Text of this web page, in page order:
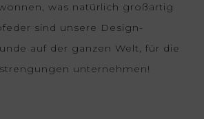
was natürlich großartig
sind unsere Design-
auf der ganzen Welt, für die
unternehmen!